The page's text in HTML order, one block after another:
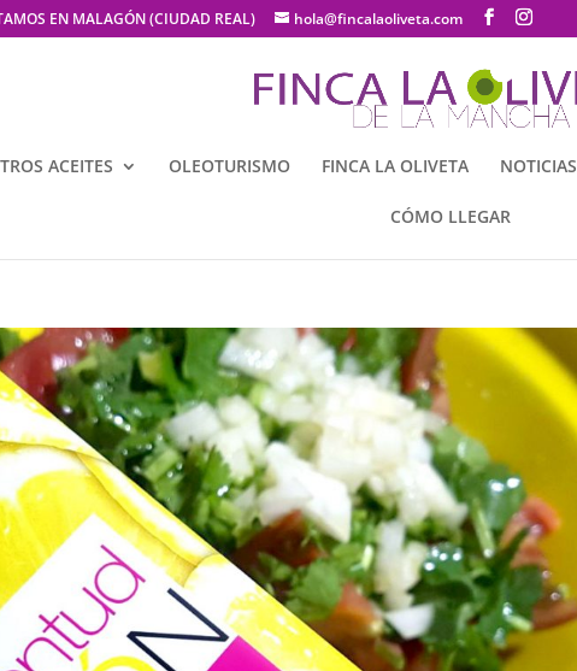
EN MALAGÓN (CIUDAD REAL) hola@fincalaoliveta.com
ACEITES OLEOTURISMO FINCA LA OLIVETA NOTICIAS
CÓMO LLEGAR